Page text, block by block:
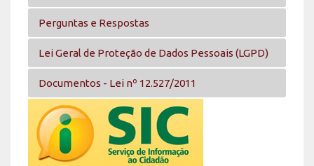
Perguntas e Respostas
Lei Geral de Proteção de Dados Pessoais (LGPD)
Documentos - Lei nº 12.527/2011